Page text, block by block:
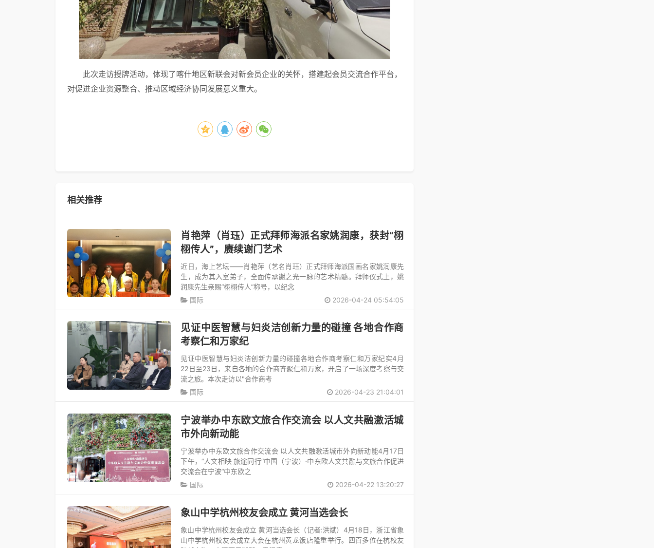
此次走访授牌活动，体现了喀什地区新联会对新会员企业的关怀，搭建起会员交流合作平台，
对促进企业资源整合、推动区域经济协同发展意义重大。
相关推荐
肖艳萍（肖珏）正式拜师海派名家姚润康，获封“栩
栩传人”，赓续谢门艺术
近日，海上艺坛——肖艳萍（艺名肖珏）正式拜师海派国画名家姚润康先
生，成为其入室弟子，全面传承谢之光一脉的艺术精髓。拜师仪式上，姚
润康先生亲赐“栩栩传人”称号，以纪念
国际
2026-04-24 05:54:05
见证中医智慧与妇炎洁创新力量的碰撞 各地合作商
考察仁和万家纪
见证中医智慧与妇炎洁创新力量的碰撞各地合作商考察仁和万家纪实4月
22日至23日，来自各地的合作商齐聚仁和万家，开启了一场深度考察与交
流之旅。本次走访以"合作商考
国际
2026-04-23 21:04:01
宁波举办中东欧文旅合作交流会 以人文共融激活城
市外向新动能
宁波举办中东欧文旅合作交流会 以人文共融激活城市外向新动能4月17日
下午，“人文相映 旅途同行”中国（宁波）·中东欧人文共融与文旅合作促进
交流会在宁波“中东欧之
国际
2026-04-22 13:20:27
象山中学杭州校友会成立 黄河当选会长
象山中学杭州校友会成立 黄河当选会长（记者:洪斌）4月18日，浙江省象
山中学杭州校友会成立大会在杭州黄龙饭店隆重举行。四百多位在杭校友